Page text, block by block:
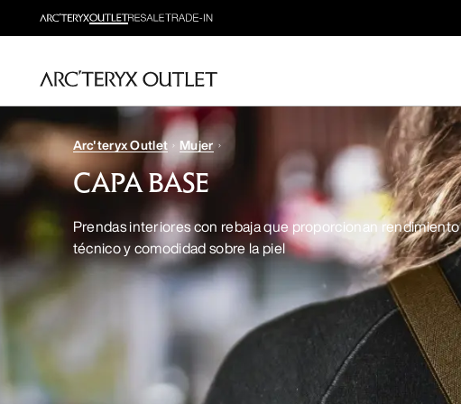
Arc'teryx Outlet Mujer
CAPA BASE
Prendas interiores con rebaja que proporcionan rendimiento
técnico y comodidad sobre la piel